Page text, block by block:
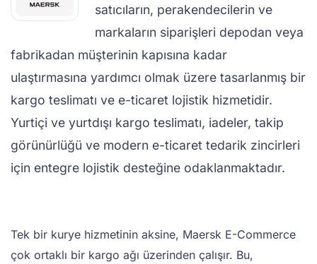
satıcıların, perakendecilerin ve
markaların siparişleri depodan veya
fabrikadan müşterinin kapısına kadar
ulaştırmasına yardımcı olmak üzere tasarlanmış bir
kargo teslimatı ve e-ticaret lojistik hizmetidir.
Yurtiçi ve yurtdışı kargo teslimatı, iadeler, takip
görünürlüğü ve modern e-ticaret tedarik zincirleri
için entegre lojistik desteğine odaklanmaktadır.
Tek bir kurye hizmetinin aksine, Maersk E-Commerce
çok ortaklı bir kargo ağı üzerinden çalışır. Bu,